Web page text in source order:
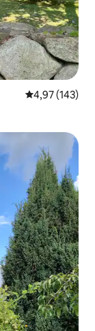
Note
4,97 (143)